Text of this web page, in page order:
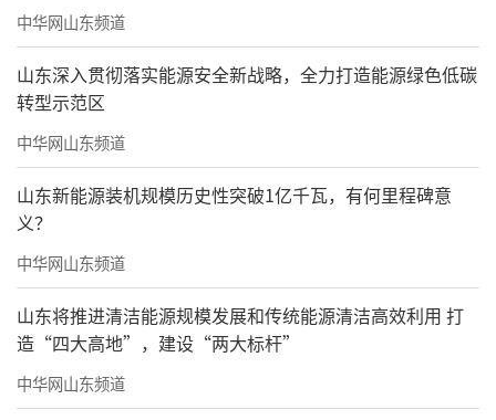
中华网山东频道
山东深入贯彻落实能源安全新战略，全力打造能源绿色低碳
转型示范区
中华网山东频道
山东新能源装机规模历史性突破1亿千瓦，有何里程碑意
义？
中华网山东频道
山东将推进清洁能源规模发展和传统能源清洁高效利用 打
造“四大高地”，建设“两大标杆”
中华网山东频道